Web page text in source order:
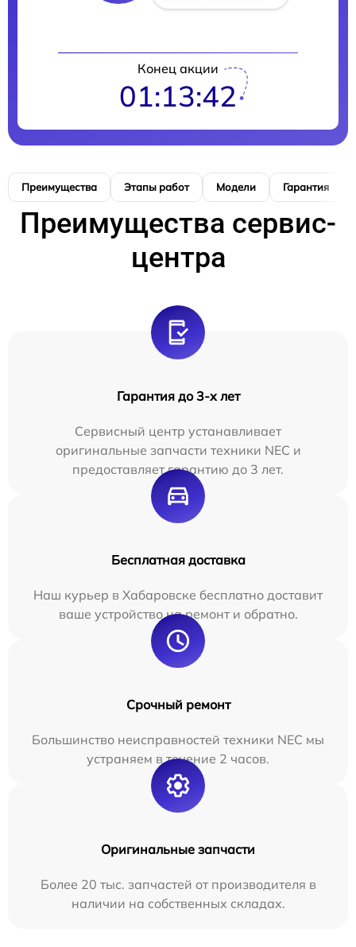
Конец акции
01:13:41
Преимущества Этапы работ Модели Гарантия
Преимущества сервис-
центра
Гарантия до 3-х лет
Сервисный центр устанавливает
оригинальные запчасти техники NEC и
предоставляет гарантию до 3 лет.
Бесплатная доставка
Наш курьер в Хабаровске бесплатно доставит
ваше устройство на ремонт и обратно.
Срочный ремонт
Большинство неисправностей техники NEC мы
устраняем в течение 2 часов.
Оригинальные запчасти
Более 20 тыс. запчастей от производителя в
наличии на собственных складах.